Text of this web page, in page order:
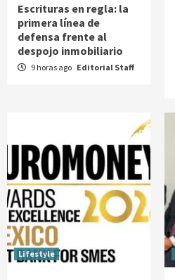
Escrituras en regla: la
primera línea de
defensa frente al
despojo inmobiliario
9 horas ago Editorial Staff
Lifestyle